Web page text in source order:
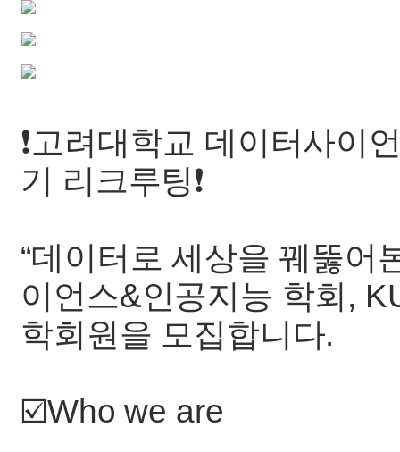
❗고려대학교 데이터사이
기 리크루팅❗
“데이터로 세상을 꿰뚫어
이언스&인공지능 학회,
학회원을 모집합니다.
☑️Who we are